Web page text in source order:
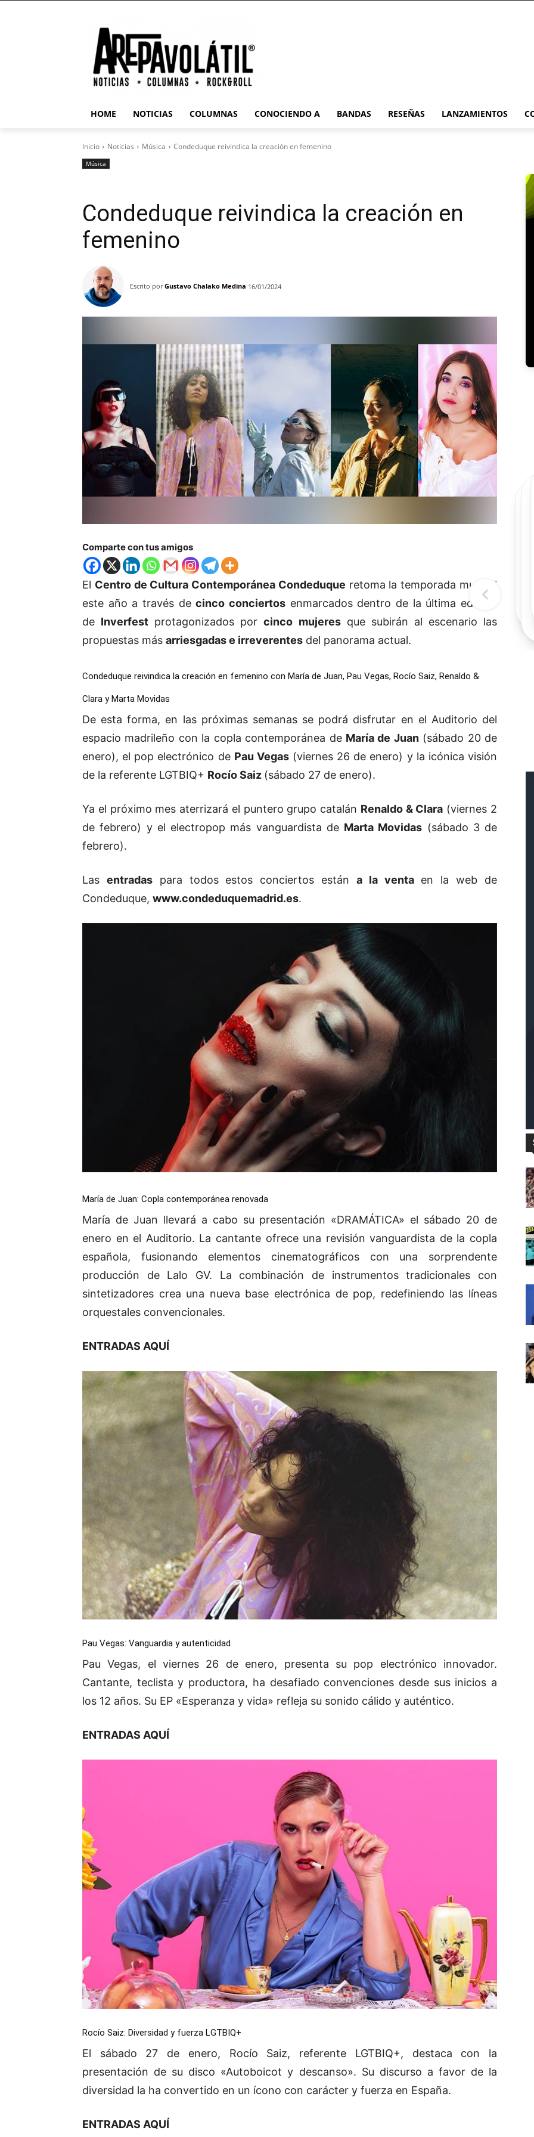
HOME NOTICIAS COLUMNAS CONOCIENDO A BANDAS RESEÑAS LANZAMIENTOS
Inicio Noticias Música Condeduque reivindica la creación en femenino
Música
Condeduque reivindica la creación en
femenino
Escrito por Gustavo Chalako Medina 16/01/2024
Comparte con tus amigos
El Centro de Cultura Contemporánea Condeduque retoma la temporada musical
este año a través decinco conciertos enmarcados dentro de la última edición
de Inverfest protagonizados porcinco mujeresque subirán al escenario las
propuestas más arriesgadas e irreverentes del panorama actual.
Condeduque reivindica la creación en femenino con María de Juan, Pau Vegas, Rocío Saiz, Renaldo &
Clara y Marta Movidas
De esta forma, en las próximas semanas se podrá disfrutar en el Auditorio del
espacio madrileño con la copla contemporánea de María de Juan(sábado 20 de
enero), el pop electrónico de Pau Vegas(viernes 26 de enero) y la icónica visión
de la referente LGTBIQ+ Rocío Saiz (sábado 27 de enero).
Ya el próximo mes aterrizará el puntero grupo catalán Renaldo & Clara (viernes 2
de febrero) y el electropop más vanguardista de Marta Movidas (sábado 3 de
febrero).
Las entradaspara todos estos conciertos están a la ventaen la web de
Condeduque, www.condeduquemadrid.es.
María de Juan: Copla contemporánea renovada
María de Juan llevará a cabo su presentación «DRAMÁTICA» el sábado 20 de
enero en el Auditorio. La cantante ofrece una revisión vanguardista de la copla
española, fusionando elementos cinematográficos con una sorprendente
producción de Lalo GV. La combinación de instrumentos tradicionales con
sintetizadores crea una nueva base electrónica de pop, redefiniendo las líneas
orquestales convencionales.
ENTRADAS AQUÍ
Pau Vegas: Vanguardia y autenticidad
Pau Vegas, el viernes 26 de enero, presenta su pop electrónico innovador.
Cantante, teclista y productora, ha desafiado convenciones desde sus inicios a
los 12 años. Su EP «Esperanza y vida» refleja su sonido cálido y auténtico.
ENTRADAS AQUÍ
Rocío Saiz: Diversidad y fuerza LGTBIQ+
El sábado 27 de enero, Rocío Saiz, referente LGTBIQ+, destaca con la
presentación de su disco «Autoboicot y descanso». Su discurso a favor de la
diversidad la ha convertido en un ícono con carácter y fuerza en España.
ENTRADAS AQUÍ